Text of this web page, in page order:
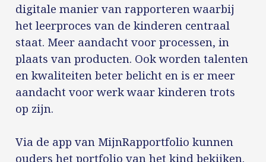
digitale manier van rapporteren waarbij
het leerproces van de kinderen centraal
staat. Meer aandacht voor processen, in
plaats van producten. Ook worden talenten
en kwaliteiten beter belicht en is er meer
aandacht voor werk waar kinderen trots
op zijn.
Via de app van MijnRapportfolio kunnen
ouders het portfolio van het kind bekijken.